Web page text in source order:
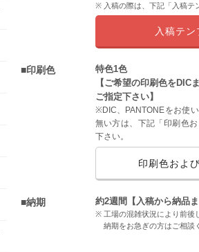
入稿の際は、下記「入稿テ
入稿テン
■印刷色
特色1色
【ご希望の印刷色をDIC
ご指定下さい】
※DIC、PANTONEをお使
無い方は、下記「印刷色
下さい。
印刷色およ
■納期 約2週間【入稿から納品ま
工場の混雑状況により前後
納期をお急ぎの方はご相談